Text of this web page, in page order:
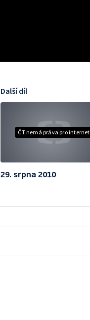
ČT nemá práva pro internet
Další díl
29. srpna 2010